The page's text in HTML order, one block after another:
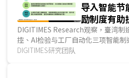
导入智能
励制度有助
DIGITIMES Research观察，臺湾制
控、AI检验与工厂自动化三项智能
能协助提升能源使用效率，然而厂
DIGITIMES研究团队